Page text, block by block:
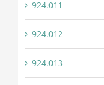
924.011
924.012
924.013